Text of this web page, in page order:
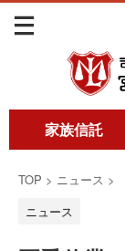
家族信託
TOP > ニュース >
ニュース